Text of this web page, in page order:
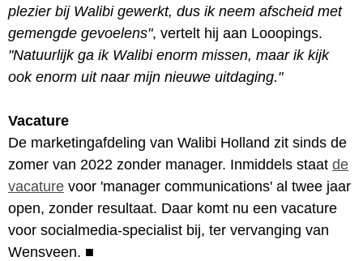
plezier bij Walibi gewerkt, dus ik neem afscheid met
gemengde gevoelens", vertelt hij aan Looopings.
"Natuurlijk ga ik Walibi enorm missen, maar ik kijk
ook enorm uit naar mijn nieuwe uitdaging."
Vacature
De marketingafdeling van Walibi Holland zit sinds de
zomer van 2022 zonder manager. Inmiddels staat de
vacature voor 'manager communications' al twee jaar
open, zonder resultaat. Daar komt nu een vacature
voor socialmedia-specialist bij, ter vervanging van
Wensveen. ■